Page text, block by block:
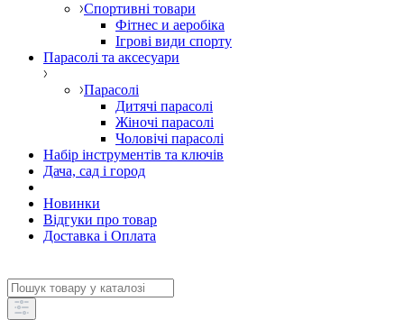
Спортивні товари
Фітнес и аеробіка
Ігрові види спорту
Парасолі та аксесуари
Парасолі
Дитячі парасолі
Жіночі парасолі
Чоловічі парасолі
Набір інструментів та ключів
Дача, сад і город
Новинки
Відгуки про товар
Доставка і Оплата